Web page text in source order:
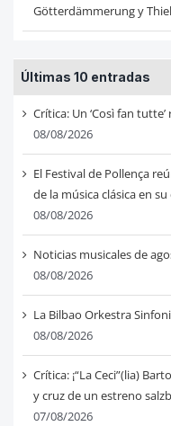
Götterdämmerung y
Últimas 10 entradas
Crítica: Un ‘Così fan
08/08/2026
El Festival de Pollença
de la música clásica en
08/08/2026
Noticias musicales de
08/08/2026
La Bilbao Orkestra
08/08/2026
Crítica: ¡“La Ceci”(lia)
y cruz de un estreno
07/08/2026